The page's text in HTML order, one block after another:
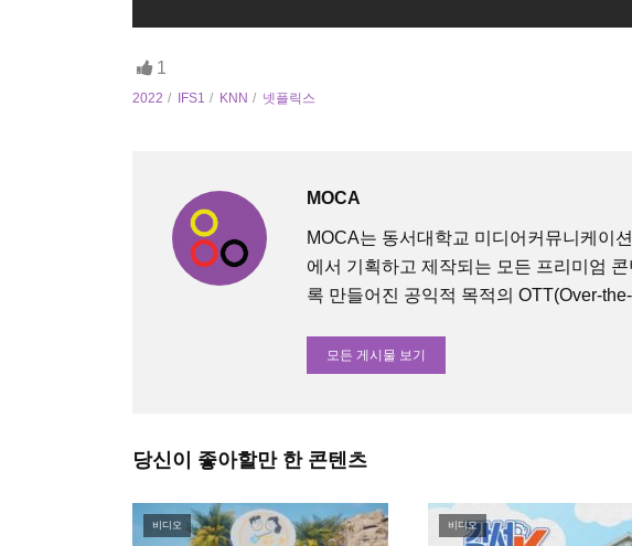
1
2022 IFS1 KNN 넷플릭스
MOCA
MOCA는 동서대학교 미디어커뮤니케이
에서 기획하고 제작되는 모든 프리미엄
록 만들어진 공익적 목적의 OTT(Over-
모든 게시물 보기
당신이 좋아할만 한 콘텐츠
비디오 비디오